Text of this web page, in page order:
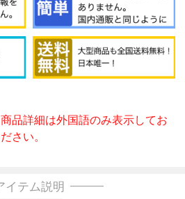
品詳細は外国語のみ表示してお
さい。
イテム説明